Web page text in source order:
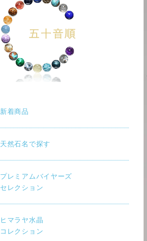
新着商品
天然石名で探す
プレミアムバイヤーズ
セレクション
ヒマラヤ水晶
コレクション